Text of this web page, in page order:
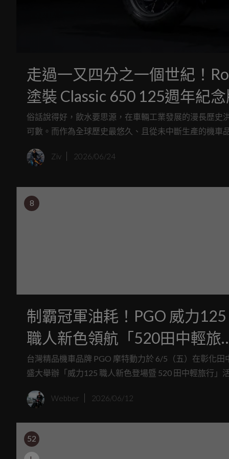
走過一又四分之一個世紀！
塗裝 Classic 650 125週年紀
俗話說得好，飲水要思源，在車輛工業發展的漫長歷
可數。而作為全球歷史最悠久、且從未中斷生產的機車
Ziv 2026/06/24
8
制霸冠軍油耗！PGO 威力125
職人新色領航「520田中輕旅
行」 最低入手價 $60,900 元
起
台灣精品機車品牌 PGO 摩特動力於 6/5（五）在彰化田
盛大舉辦「威力125 職人新色登場暨 520 田中輕旅行」
Webber 2026/06/12
52